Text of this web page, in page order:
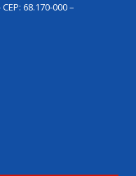
68.170-000 –